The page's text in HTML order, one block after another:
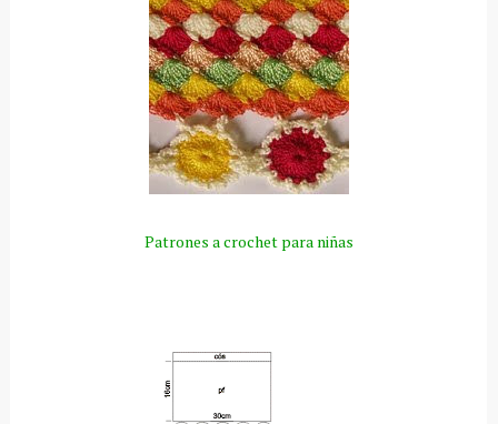
Patrones a crochet para niñas